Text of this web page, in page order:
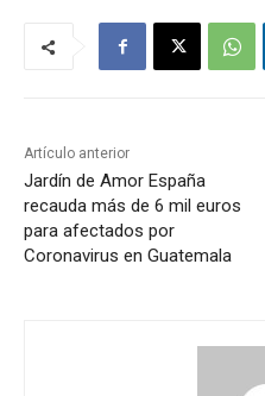
Artículo anterior
Jardín de Amor España
recauda más de 6 mil euros
para afectados por
Coronavirus en Guatemala